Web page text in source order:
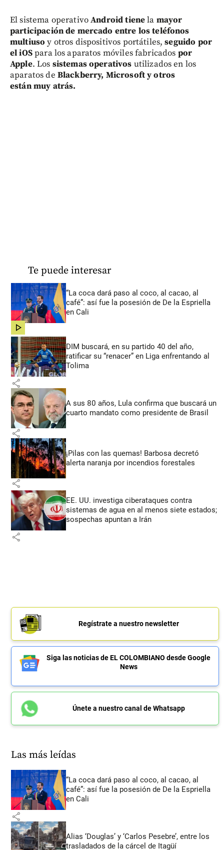
El sistema operativoAndroid tienela mayor
participación de mercado entre los teléfonos
multiuso y otros dispositivos portátiles,seguido por
el iOSpara los aparatos móviles fabricados por
Apple. Los sistemas operativos utilizados en los
aparatos de Blackberry, Microsoft y otros
están muy atrás.
Te puede interesar
“La coca dará paso al coco, al cacao, al
café”: así fue la posesión de De la Espriella
en Cali
share
DIM buscará, en su partido 40 del año,
ratificar su “renacer” en Liga enfrentando al
Tolima
share
A sus 80 años, Lula confirma que buscará un
cuarto mandato como presidente de Brasil
share
¡Pilas con las quemas! Barbosa decretó
alerta naranja por incendios forestales
share
EE. UU. investiga ciberataques contra
sistemas de agua en al menos siete estados;
sospechas apuntan a Irán
share
Regístrate a nuestro newsletter
Siga las noticias de EL COLOMBIANO desde Google
News
Únete a nuestro canal de Whatsapp
Las más leídas
“La coca dará paso al coco, al cacao, al
café”: así fue la posesión de De la Espriella
en Cali
share
Alias ‘Douglas’ y ‘Carlos Pesebre’, entre los
trasladados de la cárcel de Itagüí